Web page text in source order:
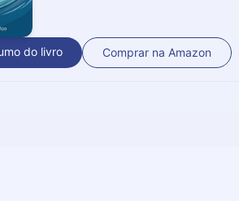
do livro Comprar na Amazon